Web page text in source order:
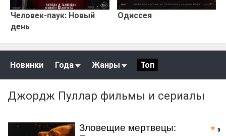
Человек-паук: Новый
день
Одиссея
Новинки Года Жанры Топ
Джордж Пуллар фильмы и сериалы
Зловещие мертвецы:
9